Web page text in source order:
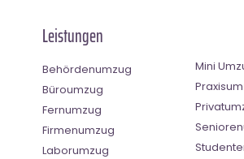
Leistungen
Behördenumzug
Büroumzug
Fernumzug
Firmenumzug
Laborumzug
Mini